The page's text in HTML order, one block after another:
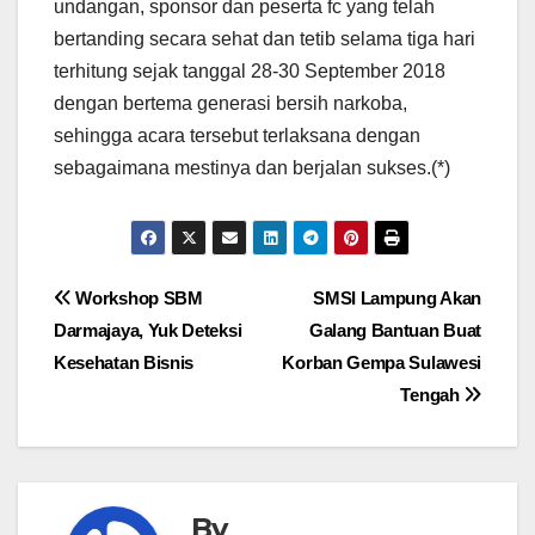
undangan, sponsor dan peserta fc yang telah
bertanding secara sehat dan tetib selama tiga hari
terhitung sejak tanggal 28-30 September 2018
dengan bertema generasi bersih narkoba,
sehingga acara tersebut terlaksana dengan
sebagaimana mestinya dan berjalan sukses.(*)
Navigasi
pos
SMSI Lampung Akan
Galang Bantuan Buat
Korban Gempa Sulawesi
Tengah
Workshop SBM
Darmajaya, Yuk Deteksi
Kesehatan Bisnis